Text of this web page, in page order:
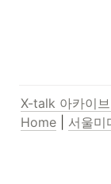
X-talk 아카이
Home
서울미